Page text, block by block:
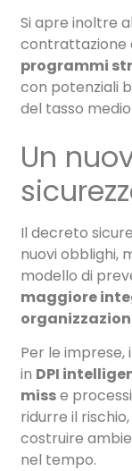
Si apre inoltre
contrattazione
programmi
con potenziali
del tasso medio
Un
Il decreto
nuovi obblighi,
modello di
maggiore
Per le imprese,
in DPI
misse
ridurre il
costruire
nel tempo.